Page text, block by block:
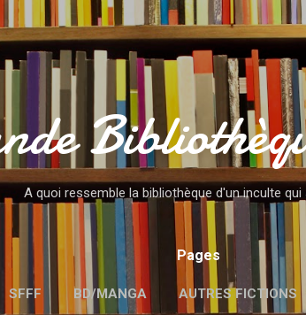
Accéder au contenu principal
A quoi ressemble la bibliothèque d'un inculte
Pages
SFFF BD/MANGA AUTRES FICTIONS